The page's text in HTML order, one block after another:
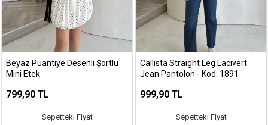
Beyaz Puantiye Desenli Şortlu
Mini Etek
799,90 TL
Sepetteki Fiyat
Callista Straight Leg Lacivert
Jean Pantolon - Kod: 1891
999,90 TL
Sepetteki Fiyat